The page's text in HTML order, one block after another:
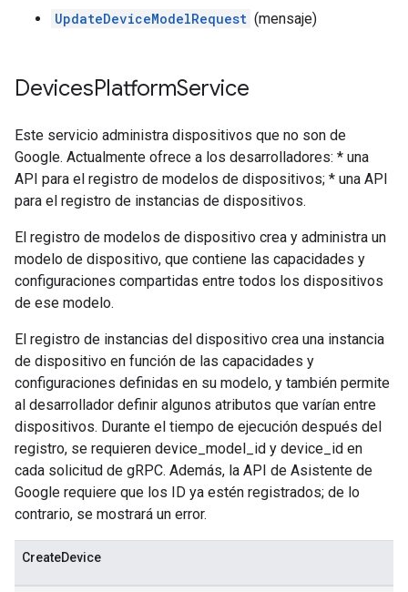
UpdateDeviceModelRequest (mensaje)
DevicesPlatformService
Este servicio administra dispositivos que no son de
Google. Actualmente ofrece a los desarrolladores: * una
API para el registro de modelos de dispositivos; * una API
para el registro de instancias de dispositivos.
El registro de modelos de dispositivo crea y administra un
modelo de dispositivo, que contiene las capacidades y
configuraciones compartidas entre todos los dispositivos
de ese modelo.
El registro de instancias del dispositivo crea una instancia
de dispositivo en función de las capacidades y
configuraciones definidas en su modelo, y también permite
al desarrollador definir algunos atributos que varían entre
dispositivos. Durante el tiempo de ejecución después del
registro, se requieren device_model_id y device_id en
cada solicitud de gRPC. Además, la API de Asistente de
Google requiere que los ID ya estén registrados; de lo
contrario, se mostrará un error.
CreateDevice